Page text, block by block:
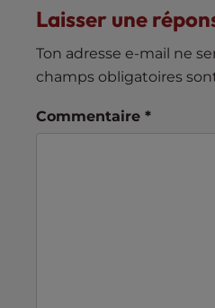
Laisser une
Ton adresse e-mail ne
champs obligatoires
Commentaire *